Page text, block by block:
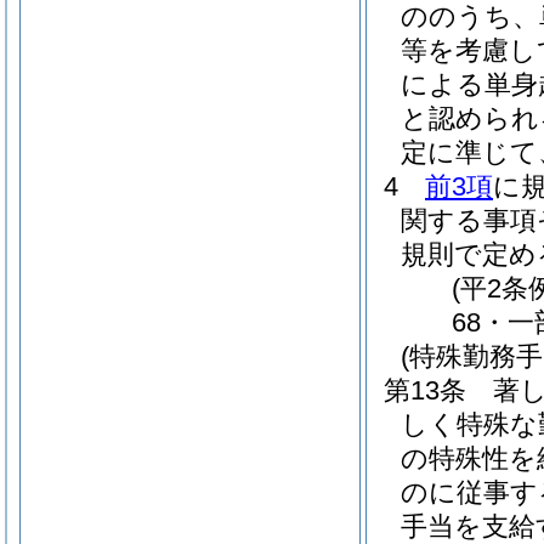
ののうち
等を考慮
による単
と認めら
定に準じ
4
前3項に
関する事
規則で定め
(平2条
68・一
(特殊勤務
第13条
著
しく特殊
の特殊性
のに従事
手当を支